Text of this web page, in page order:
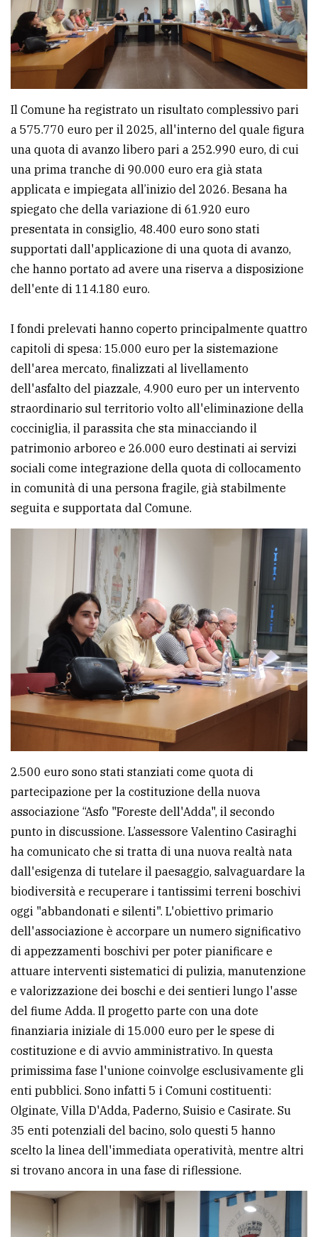
avanzata
LE
ALTRE
TESTATE
PRIVACY
Privacy
Cookie
policy
Il Comune ha registrato un risultato complessivo pari
a 575.770 euro per il 2025, all'interno del quale figura
una quota di avanzo libero pari a 252.990 euro, di cui
una prima tranche di 90.000 euro era già stata
applicata e impiegata all’inizio del 2026. Besana ha
spiegato che della variazione di 61.920 euro
presentata in consiglio, 48.400 euro sono stati
supportati dall'applicazione di una quota di avanzo,
che hanno portato ad avere una riserva a disposizione
dell'ente di 114.180 euro.
I fondi prelevati hanno coperto principalmente quattro
capitoli di spesa: 15.000 euro per la sistemazione
dell'area mercato, finalizzati al livellamento
dell'asfalto del piazzale, 4.900 euro per un intervento
straordinario sul territorio volto all'eliminazione della
cocciniglia, il parassita che sta minacciando il
patrimonio arboreo e 26.000 euro destinati ai servizi
sociali come integrazione della quota di collocamento
in comunità di una persona fragile, già stabilmente
seguita e supportata dal Comune.
2.500 euro sono stati stanziati come quota di
partecipazione per la costituzione della nuova
associazione “Asfo "Foreste dell'Adda", il secondo
punto in discussione. L’assessore Valentino Casiraghi
ha comunicato che si tratta di una nuova realtà nata
dall'esigenza di tutelare il paesaggio, salvaguardare la
biodiversità e recuperare i tantissimi terreni boschivi
oggi "abbandonati e silenti". L'obiettivo primario
dell'associazione è accorpare un numero significativo
di appezzamenti boschivi per poter pianificare e
attuare interventi sistematici di pulizia, manutenzione
e valorizzazione dei boschi e dei sentieri lungo l'asse
del fiume Adda. Il progetto parte con una dote
finanziaria iniziale di 15.000 euro per le spese di
costituzione e di avvio amministrativo. In questa
primissima fase l'unione coinvolge esclusivamente gli
enti pubblici. Sono infatti 5 i Comuni costituenti:
Olginate, Villa D'Adda, Paderno, Suisio e Casirate. Su
35 enti potenziali del bacino, solo questi 5 hanno
scelto la linea dell'immediata operatività, mentre altri
si trovano ancora in una fase di riflessione.